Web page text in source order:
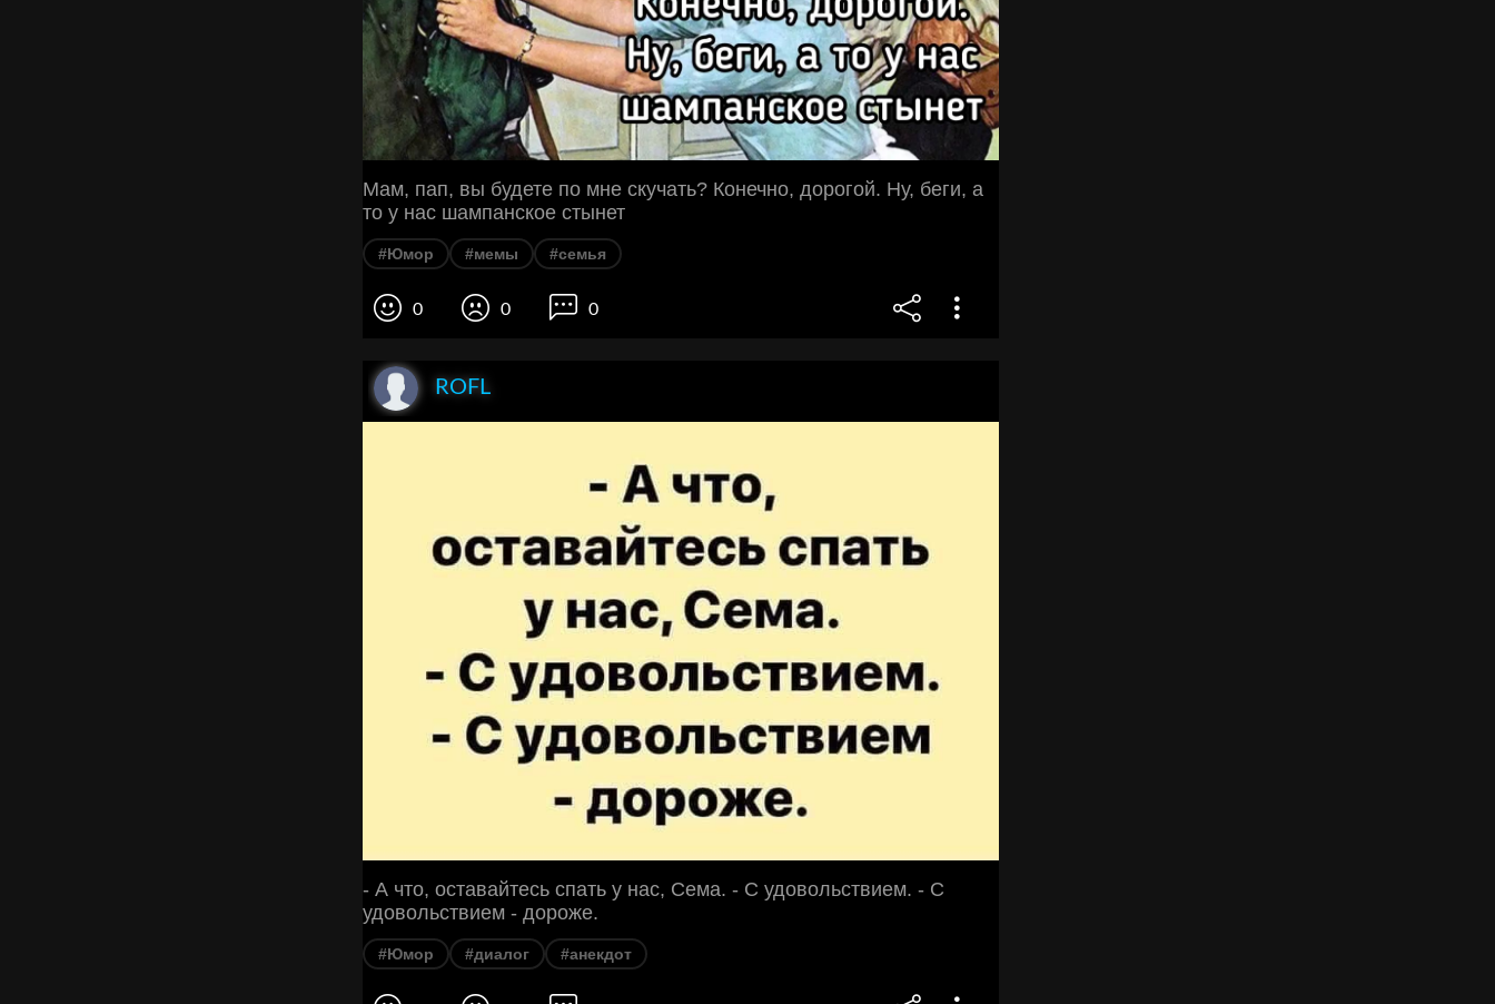
Мам, пап, вы будете по мне скучать? Конечно, дорогой. Ну, беги, а
то у нас шампанское стынет
#Юмор #мемы #семья
0 0 0
ROFL
- А что, оставайтесь спать у нас, Сема. - С удовольствием. - С
удовольствием - дороже.
#Юмор #диалог #анекдот